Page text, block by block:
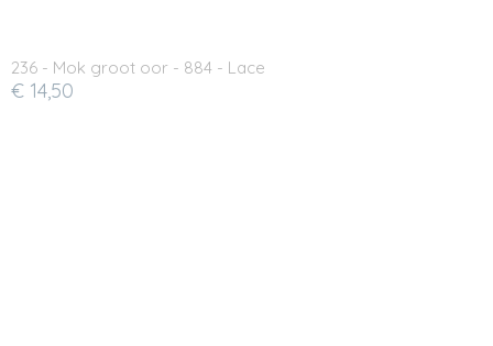
236 - Mok groot oor - 884 - Lace
€ 14,50